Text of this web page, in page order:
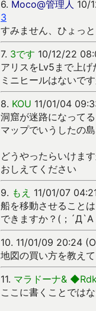
6. Moco@管理人 10/
3
すみません、ひょっ
7. 3です 10/12/22
アリスをLv5まで上げ
ミニヒールはないで
8. KOU 11/01/04
洞窟が迷路になってる
マップでいうしたの
どうやったらいけま
おしえてください
9. もえ 11/01/07
船を移動させることは
できますか？(；´Д`A
10. 11/01/09 20:24
地図の買い方を教えて
11. マラドーナ&
ここに書くことでは